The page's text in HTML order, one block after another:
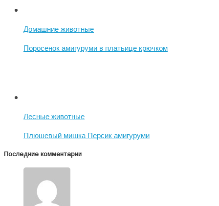
Домашние животные
Поросенок амигуруми в платьице крючком
Лесные животные
Плюшевый мишка Персик амигуруми
Последние комментарии